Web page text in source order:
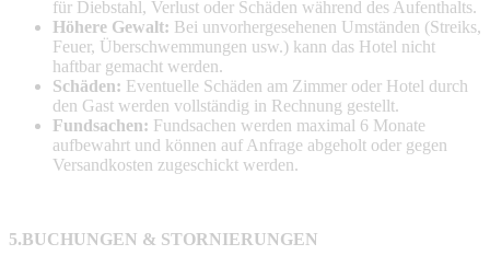
für Diebstahl, Verlust oder Schäden während des Aufenthalts.
Höhere Gewalt: Bei unvorhergesehenen Umständen (Streiks,
Feuer, Überschwemmungen usw.) kann das Hotel nicht
haftbar gemacht werden.
Schäden: Eventuelle Schäden am Zimmer oder Hotel durch
den Gast werden vollständig in Rechnung gestellt.
Fundsachen: Fundsachen werden maximal 6 Monate
aufbewahrt und können auf Anfrage abgeholt oder gegen
Versandkosten zugeschickt werden.
5.BUCHUNGEN & STORNIERUNGEN